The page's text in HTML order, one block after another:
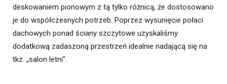
deskowaniem pionowym z tą tylko różnicą, że dostosowano
je do współczesnych potrzeb. Poprzez wysunięcie połaci
dachowych ponad ściany szczytowe uzyskaliśmy
dodatkową zadaszoną przestrzeń idealnie nadającą się na
tkz. „salon letni”.